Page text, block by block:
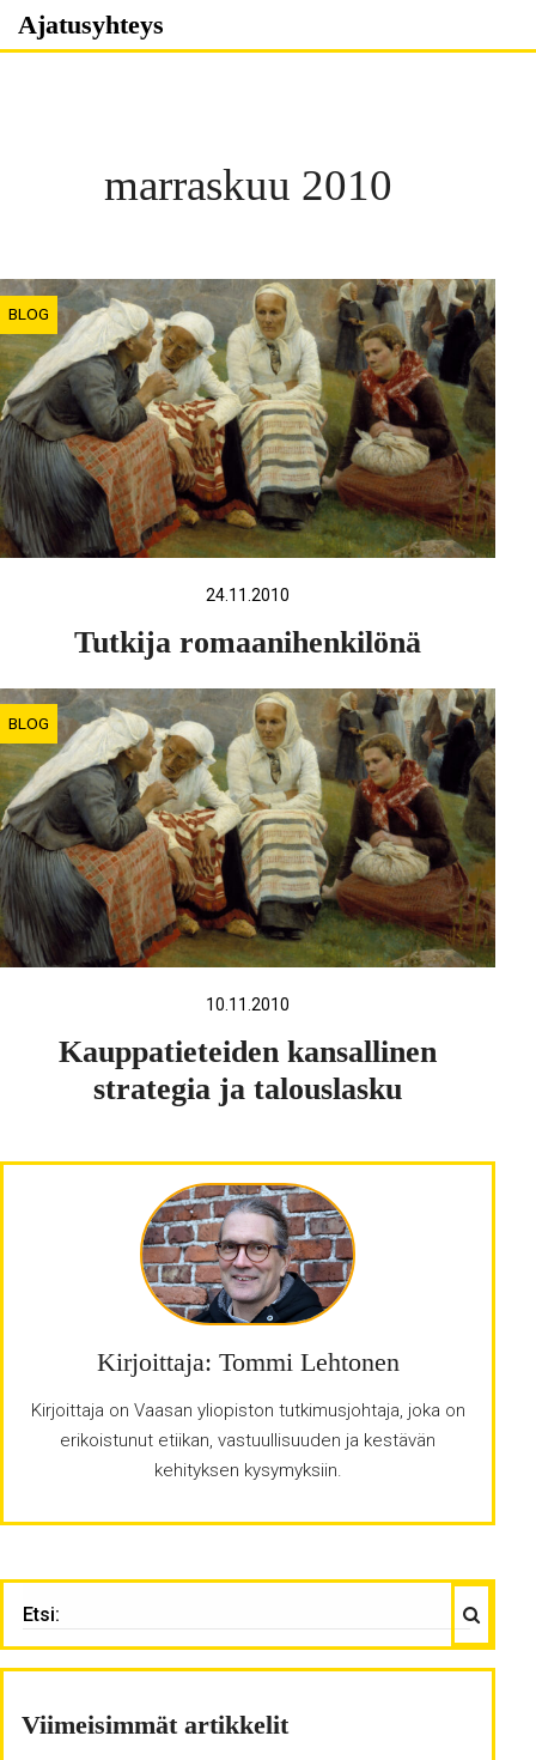
Skip
Ajatusyhteys
marraskuu 2010
BLOG
24.11.2010
Tutkija romaanihenkilönä
BLOG
10.11.2010
Kauppatieteiden kansallinen
strategia ja talouslasku
Kirjoittaja: Tommi Lehtonen
Kirjoittaja on Vaasan yliopiston tutkimusjohtaja, joka on
erikoistunut etiikan, vastuullisuuden ja kestävän
kehityksen kysymyksiin.
Haku
Viimeisimmät artikkelit